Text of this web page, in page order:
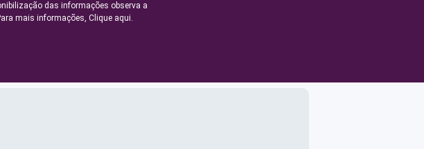
das informações observa a
mais informações, Clique aqui.